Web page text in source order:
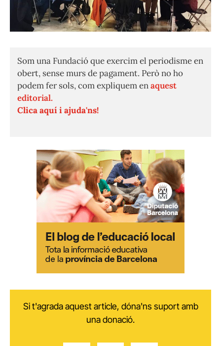
Som una Fundació que exercim el periodisme en
obert, sense murs de pagament. Però no ho
podem fer sols, com expliquem enaquest
editorial.
Clica aquí i ajuda'ns!
Si t'agrada aquest article, dóna'ns suport amb
una donació.